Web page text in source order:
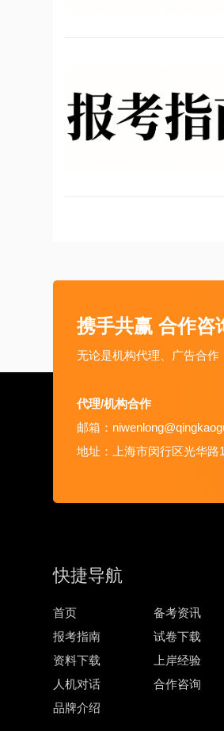
携手共赢 合作咨
无论是机构代理、广告合作
代理/机构合作
邮箱：
地址：上海市闵行区光华路
快捷导航
首页
备考资讯
报考指南
试卷下载
资料下载
上岸经验
人机对话
合作咨询
品牌介绍